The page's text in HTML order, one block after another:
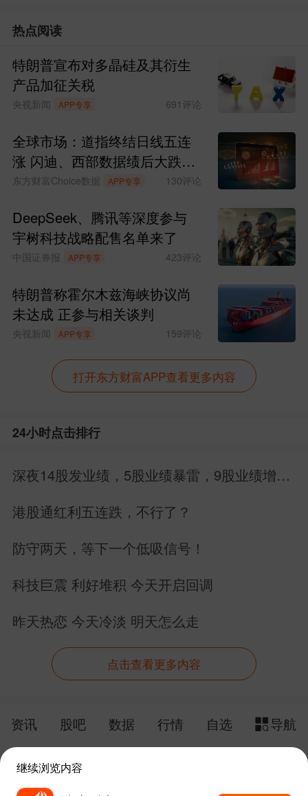
机器人的商业化路径。“目前已有部分
机器
人在特斯拉工厂执行简单任务，”他透
露，“今年年底能处理更复杂的工业任务，
明年年底将向公众出售。”
他进一步阐释了上市的前提：“我们有信心
其可靠性极高、安全性极高、功能范围也
非常广。” 只有当这些条件齐备，Optimus
他马斯克的愿景远不止于工业场景。“届时
机器人应用场景会进一步扩充，你基本可
以要求它做任何想做的事，比如照看孩
mus的定位从专用工具跃升为通用助手，
其未来想象空间被指数级放大。
与机器人进展相呼应的是特斯拉的另一项
核心AI技术——完全自动驾驶（FSD）。
马斯克直言自动驾驶“是一个已解决的问
业务年底前将在美国广泛推广；更关键的
是，下个月，监督状态下的FSD有望在欧
热点阅读
特朗普宣布对多晶硅及其衍生
产品加征关税
央视新闻 APP专享 691评论
全球市场：道指终结日线五连
涨 闪迪、西部数据绩后大跌
SpaceX涨超6%
东方财富Choice数据 APP专享 130评论
DeepSeek、腾讯等深度参与
宇树科技战略配售名单来了
中国证券报 APP专享 423评论
特朗普称霍尔木兹海峡协议尚
未达成 正参与相关谈判
央视新闻 APP专享 159评论
打开东方财富APP查看更多内容
24小时点击排行
深夜14股发业绩，5股业绩暴雷，9股业绩增
港股通红利五连跌，不行了？
防守两天，等下一个低吸信号！
科技巨震 利好堆积 今天开启回调
昨天热恋 今天冷淡 明天怎么走
点击查看更多内容
资讯 股吧 数据 行情 自选
导航
继续浏览内容